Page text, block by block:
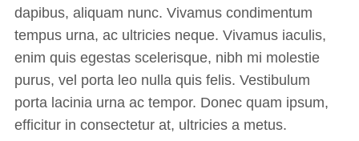
dapibus, aliquam nunc. Vivamus condimentum
tempus urna, ac ultricies neque. Vivamus iaculis,
enim quis egestas scelerisque, nibh mi molestie
purus, vel porta leo nulla quis felis. Vestibulum
porta lacinia urna ac tempor. Donec quam ipsum,
efficitur in consectetur at, ultricies a metus.